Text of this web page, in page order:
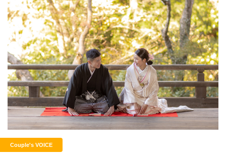
アクセス/TEL スタジオトップ
こだわりポイント
海での撮影 ペットと撮影
Couple's VOICE